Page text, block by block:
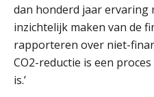
dan honderd jaar ervaring
inzichtelijk maken van de
rapporteren over niet-
CO2-reductie is een
is.’
en
de